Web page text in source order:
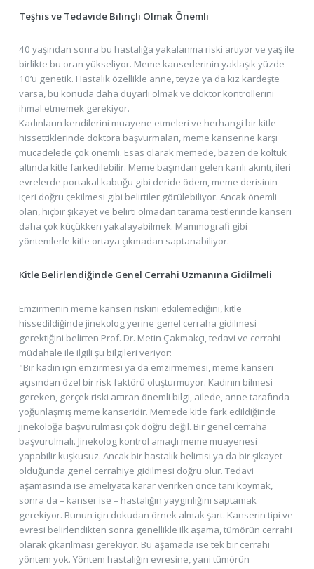
Teşhis ve Tedavide Bilinçli Olmak Önemli
40 yaşından sonra bu hastalığa yakalanma riski artıyor ve yaş ile
birlikte bu oran yükseliyor. Meme kanserlerinin yaklaşık yüzde
10’u genetik. Hastalık özellikle anne, teyze ya da kız kardeşte
varsa, bu konuda daha duyarlı olmak ve doktor kontrollerini
ihmal etmemek gerekiyor.
Kadınların kendilerini muayene etmeleri ve herhangi bir kitle
hissettiklerinde doktora başvurmaları, meme kanserine karşı
mücadelede çok önemli. Esas olarak memede, bazen de koltuk
altında kitle farkedilebilir. Meme başından gelen kanlı akıntı, ileri
evrelerde portakal kabuğu gibi deride ödem, meme derisinin
içeri doğru çekilmesi gibi belirtiler görülebiliyor. Ancak önemli
olan, hiçbir şikayet ve belirti olmadan tarama testlerinde kanseri
daha çok küçükken yakalayabilmek. Mammografi gibi
yöntemlerle kitle ortaya çıkmadan saptanabiliyor.
Kitle Belirlendiğinde Genel Cerrahi Uzmanına Gidilmeli
Emzirmenin meme kanseri riskini etkilemediğini, kitle
hissedildiğinde jinekolog yerine genel cerraha gidilmesi
gerektiğini belirten Prof. Dr. Metin Çakmakçı, tedavi ve cerrahi
müdahale ile ilgili şu bilgileri veriyor:
"Bir kadın için emzirmesi ya da emzirmemesi, meme kanseri
açısından özel bir risk faktörü oluşturmuyor. Kadının bilmesi
gereken, gerçek riski artıran önemli bilgi, ailede, anne tarafında
yoğunlaşmış meme kanseridir. Memede kitle fark edildiğinde
jinekoloğa başvurulması çok doğru değil. Bir genel cerraha
başvurulmalı. Jinekolog kontrol amaçlı meme muayenesi
yapabilir kuşkusuz. Ancak bir hastalık belirtisi ya da bir şikayet
olduğunda genel cerrahiye gidilmesi doğru olur. Tedavi
aşamasında ise ameliyata karar verirken önce tanı koymak,
sonra da – kanser ise – hastalığın yaygınlığını saptamak
gerekiyor. Bunun için dokudan örnek almak şart. Kanserin tipi ve
evresi belirlendikten sonra genellikle ilk aşama, tümörün cerrahi
olarak çıkarılması gerekiyor. Bu aşamada ise tek bir cerrahi
yöntem yok. Yöntem hastalığın evresine, yani tümörün